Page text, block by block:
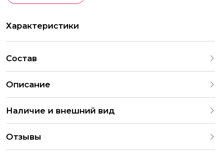
Характеристики
Состав
Описание
Наличие и внешний вид
это живые организмы. На нашем сайте вы найдете
разнообразные варианты оформления букетов. В случае
Отзывы